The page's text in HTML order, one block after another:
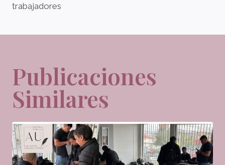
trabajadores
Publicaciones
Similares